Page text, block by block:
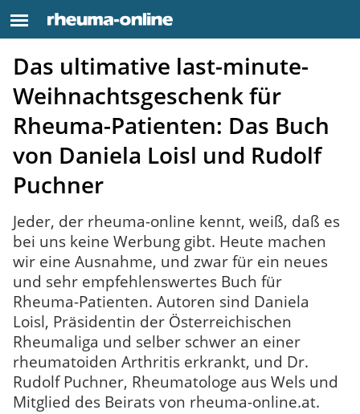
Das ultimative last-minute-
Weihnachtsgeschenk für
Rheuma-Patienten: Das Buch
von Daniela Loisl und Rudolf
Puchner
Jeder, der rheuma-online kennt, weiß, daß es
bei uns keine Werbung gibt. Heute machen
wir eine Ausnahme, und zwar für ein neues
und sehr empfehlenswertes Buch für
Rheuma-Patienten. Autoren sind Daniela
Loisl, Präsidentin der Österreichischen
Rheumaliga und selber schwer an einer
rheumatoiden Arthritis erkrankt, und Dr.
Rudolf Puchner, Rheumatologe aus Wels und
Mitglied des Beirats von rheuma-online.at.